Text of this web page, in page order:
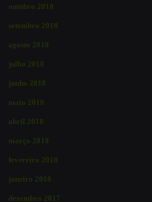
outubro 2018
setembro 2018
agosto 2018
julho 2018
junho 2018
maio 2018
abril 2018
março 2018
fevereiro 2018
janeiro 2018
dezembro 2017